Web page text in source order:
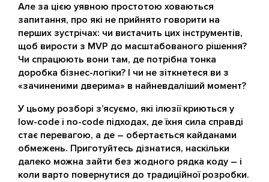
Але за цією уявною простотою ховаються
запитання, про які не прийнято говорити на
перших зустрічах: чи вистачить цих інструментів,
щоб вирости з MVP до масштабованого рішення?
Чи спрацюють вони там, де потрібна тонка
доробка бізнес-логіки? І чи не зіткнетеся ви з
«зачиненими дверима» в найневдаліший момент?
У цьому розборі з’ясуємо, які ілюзії криються у
low-code і no-code підходах, де їхня сила справді
стає перевагою, а де – обертається кайданами
обмежень. Приготуйтесь дізнатися, наскільки
далеко можна зайти без жодного рядка коду – і
коли варто повернутися до традиційної розробки.